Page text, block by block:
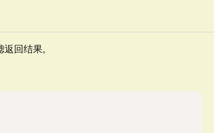
回结果。